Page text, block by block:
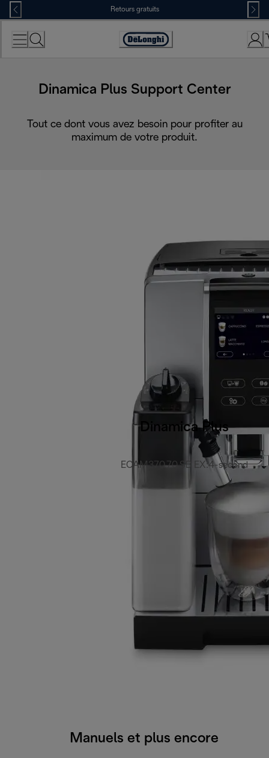
Skip
to
Content
Retours gratuits
Déclaration
Dinamica Plus Support Center
Tout ce dont vous avez besoin pour profiter au
maximum de votre produit.
Dinamica Plus
ECAM370.70.SB EX:4-second
Manuels et plus encore